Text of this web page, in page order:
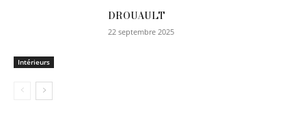
Intérieurs
DROUAULT
22 septembre 2025